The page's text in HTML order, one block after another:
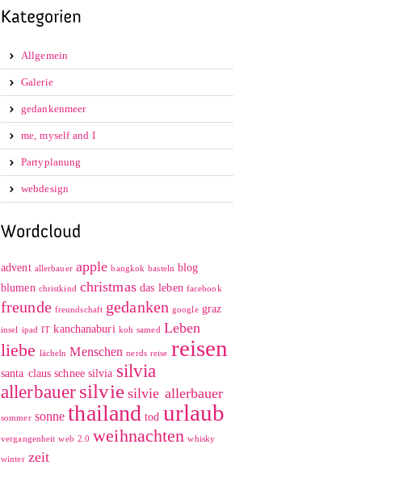
Allgemein
Galerie
gedankenmeer
me, myself and I
Partyplanung
webdesign
advent allerbauer apple bangkok basteln blog
blumen christkind christmas das leben facebook
freunde freundschaft gedanken google graz
insel ipad IT kanchanaburi koh samed Leben
liebe lächeln Menschen nerds reise reisen
santa claus schnee silvia silvia
allerbauer silvie silvie allerbauer
sommer sonne thailand tod urlaub
vergangenheit web 2.0 weihnachten whisky
winter zeit